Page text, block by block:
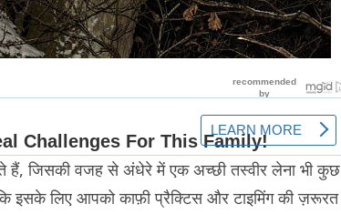
हैं, जिसकी वजह से अंधेरे में एक अच्छी तस्वीर लेना भी कुछ
इसके लिए आपको काफ़ी प्रैक्टिस और टाइमिंग की ज़रूरत